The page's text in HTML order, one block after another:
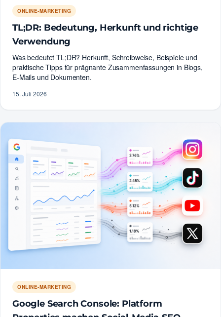
ONLINE-MARKETING
TL;DR: Bedeutung, Herkunft und richtige
Verwendung
Was bedeutet TL;DR? Herkunft, Schreibweise, Beispiele und
praktische Tipps für prägnante Zusammenfassungen in Blogs,
E-Mails und Dokumenten.
15. Juli 2026
ONLINE-MARKETING
Google Search Console: Platform